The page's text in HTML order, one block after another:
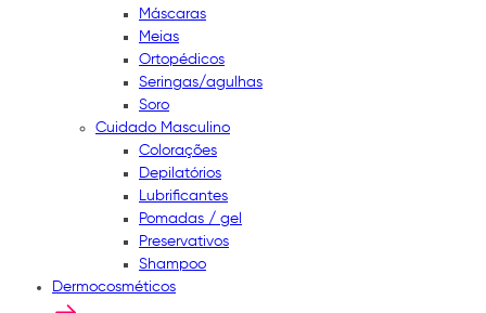
Máscaras
Meias
Ortopédicos
Seringas/agulhas
Soro
Cuidado Masculino
Colorações
Depilatórios
Lubrificantes
Pomadas / gel
Preservativos
Shampoo
Dermocosméticos